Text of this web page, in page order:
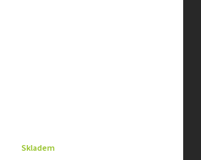
Skladem